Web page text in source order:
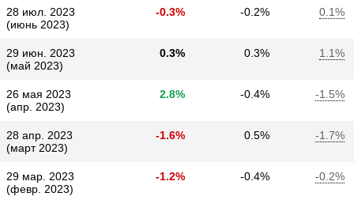
28 июл. 2023
(июнь 2023)
-0.3% -0.2% 0.1%
29 июн. 2023
(май 2023)
0.3% 0.3% 1.1%
26 мая 2023
(апр. 2023)
2.8% -0.4% -1.5%
28 апр. 2023
(март 2023)
-1.6% 0.5% -1.7%
29 мар. 2023
(февр. 2023)
-1.2% -0.4% -0.2%